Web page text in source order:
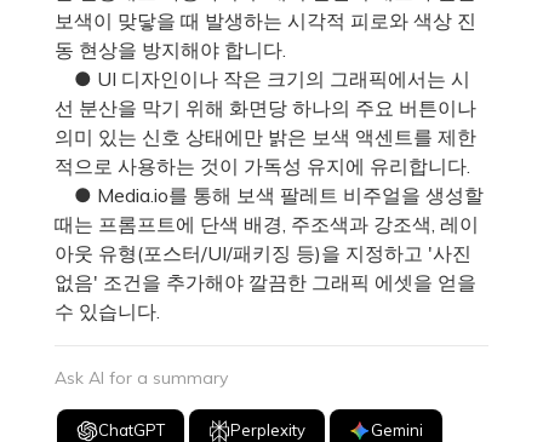
보색이 맞닿을 때 발생하는 시각적 피로와 색상 진
동 현상을 방지해야 합니다.
● UI 디자인이나 작은 크기의 그래픽에서는 시
선 분산을 막기 위해 화면당 하나의 주요 버튼이나
의미 있는 신호 상태에만 밝은 보색 액센트를 제한
적으로 사용하는 것이 가독성 유지에 유리합니다.
● Media.io를 통해 보색 팔레트 비주얼을 생성할
때는 프롬프트에 단색 배경, 주조색과 강조색, 레이
아웃 유형(포스터/UI/패키징 등)을 지정하고 '사진
없음' 조건을 추가해야 깔끔한 그래픽 에셋을 얻을
수 있습니다.
Ask AI for a summary
ChatGPT Perplexity Gemini